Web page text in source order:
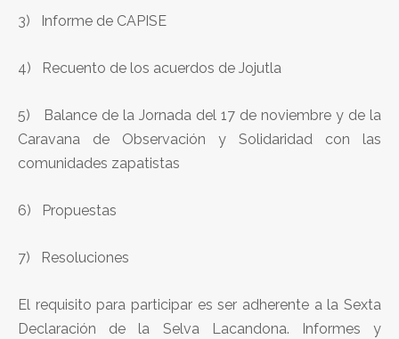
3) Informe de CAPISE
4) Recuento de los acuerdos de Jojutla
5) Balance de la Jornada del 17 de noviembre y de la
Caravana de Observación y Solidaridad con las
comunidades zapatistas
6) Propuestas
7) Resoluciones
El requisito para participar es ser adherente a la Sexta
Declaración de la Selva Lacandona. Informes y